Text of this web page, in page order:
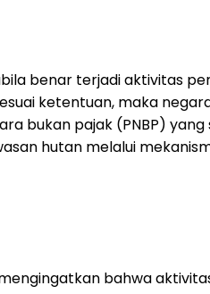
benar terjadi aktivitas
ketentuan, maka
bukan pajak (PNBP)
hutan melalui
mengingatkan bahwa